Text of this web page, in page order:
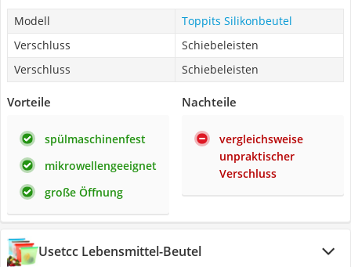
Modell
Toppits Silikonbeutel
Verschluss
Schiebeleisten
Verschluss
Schiebeleisten
Vorteile
spülmaschinenfest
mikrowellengeeignet
große Öffnung
Nachteile
vergleichsweise
unpraktischer
Verschluss
Usetcc Lebensmittel-Beutel